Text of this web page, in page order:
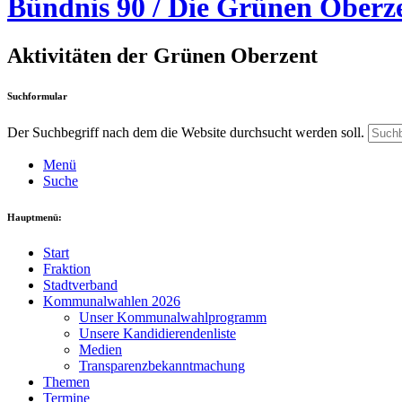
Bündnis 90 / Die Grünen
Aktivitäten der Grünen Oberzent
Suchformular
Der Suchbegriff nach dem die Website durchsucht werden soll.
Menü
Suche
Hauptmenü:
Start
Fraktion
Stadtverband
Kommunalwahlen 2026
Unser Kommunalwahlprogramm
Unsere Kandidierendenliste
Medien
Transparenzbekanntmachung
Themen
Termine